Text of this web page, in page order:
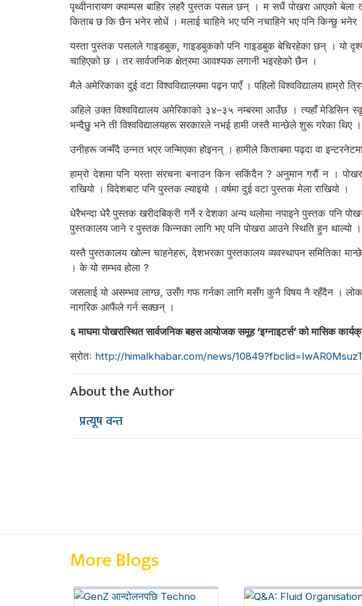
पृथ्वीनारायण क्याम्पस बाहिर लहरै पुस्तक पसल छन् । म सधैं पोखरा आएको
किताब छ कि छैन भनेर सोधें । मलाई चाहिने भए पनि नचाहिने भए पनि किन्छु
यस्ता पुस्तक पसलले गाइडबुक, गाइडबुकको पनि गाइडबुक बेचिरहेका छन् । यो
चाहिएको छ । तर सार्वजनिक क्षेत्रमा आवश्यक लगानी भइरहेको छैन ।
मैले अमेरिकाका दुई वटा विश्वविद्यालयमा पढ्न पाएँ । पहिलो विश्वविद्यालय हाम्रो
अहिले उक्त विश्वविद्यालय अमेरिकाको ३४–३५ नम्बरमा आउँछ । त्यहाँ
भन्दैछुु भने ती विश्वविद्यालयहरू सरकारले नभई हामी जस्तै मान्छेले शुरू गरेका थिए ।
उनीहरू जन्मँदै उन्नत भएर जन्मिएका होइनन् । हामीले किताबमा पढ्दा वा
हाम्रो देशमा पनि यस्ता संरचना बनाउन किन सकिंदैन ? अनुमान गरौं न ।
राखियो । विदेशबाट पनि पुस्तक ल्याइयो । वर्षमा दुई वटा पुस्तक मेला राखियो ।
धेरैभन्दा धेरै पुस्तक खरीदबिक्री गर्ने र देशका अन्य थलोमा नपाइने पुस्तक पनि
पुस्तकालय जाने र पुस्तक किन्नका लागि भए पनि पोखरा आउने स्थिति हुन थाल्यो ।
यस्तै पुस्तकालय खोल्न चाहनेहरू, देशभरका पुस्तकालय व्यवस्थापन समितिका
। के यो सम्भव होला ?
जसलाई यो असम्भव लाग्छ, उसँग गफ गर्नका लागि मसँग कुनै विषय नै रहँदैन ।
नागरिक आफैंले गर्न सक्छन् ।
६ माघमा पोखरास्थित सार्वजनिक बहस आयोजक समूह ‘इग्नाइटर्स’ को मासिक
स्रोतः http://himalkhabar.com/news/
About the Author
प्रत्यूष वन्त
More Blogs